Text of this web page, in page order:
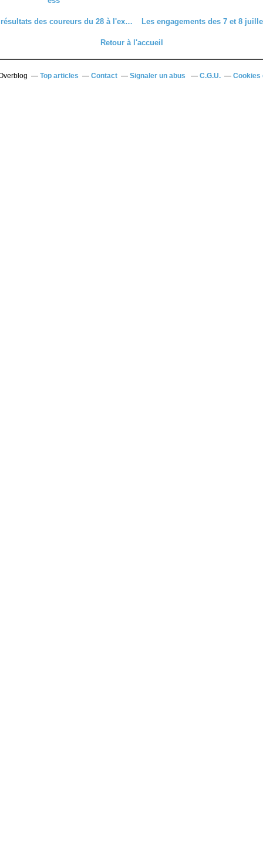
Quelques résultats des coureurs du 28 à l'extérieur
Retour à l'accueil
Top articles Contact Signaler un abus C.G.U. Cookies